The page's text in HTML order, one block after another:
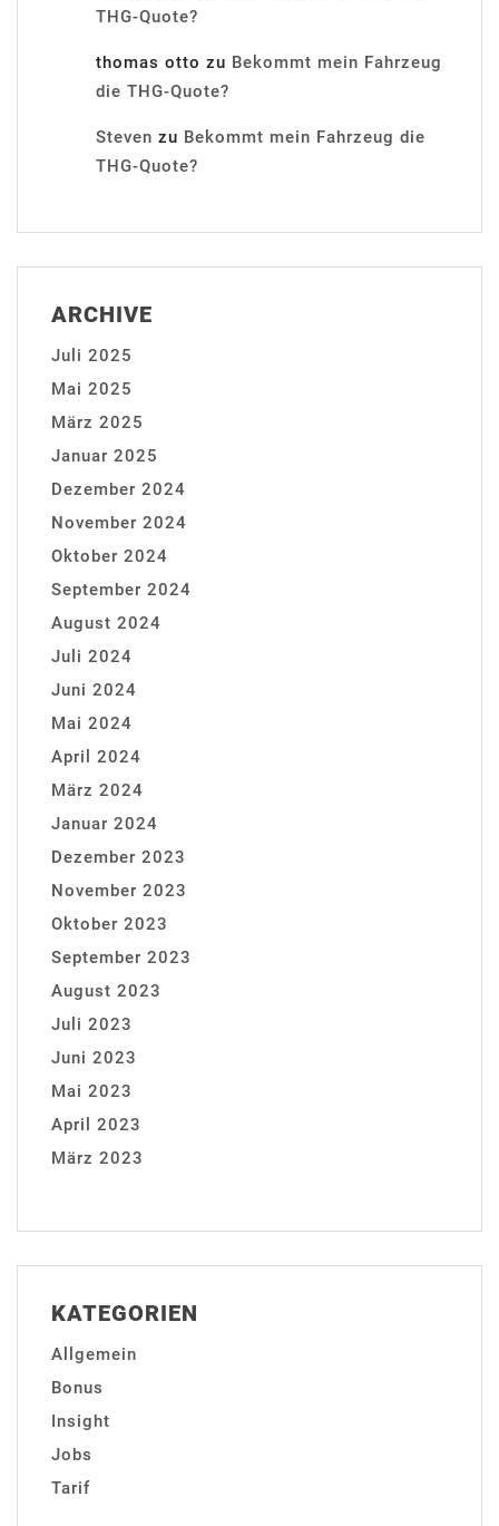
THG-Quote?
thomas otto zu Bekommt mein Fahrzeug
die THG-Quote?
Steven zu Bekommt mein Fahrzeug die
THG-Quote?
ARCHIVE
Juli 2025
Mai 2025
März 2025
Januar 2025
Dezember 2024
November 2024
Oktober 2024
September 2024
August 2024
Juli 2024
Juni 2024
Mai 2024
April 2024
März 2024
Januar 2024
Dezember 2023
November 2023
Oktober 2023
September 2023
August 2023
Juli 2023
Juni 2023
Mai 2023
April 2023
März 2023
KATEGORIEN
Allgemein
Bonus
Insight
Jobs
Tarif